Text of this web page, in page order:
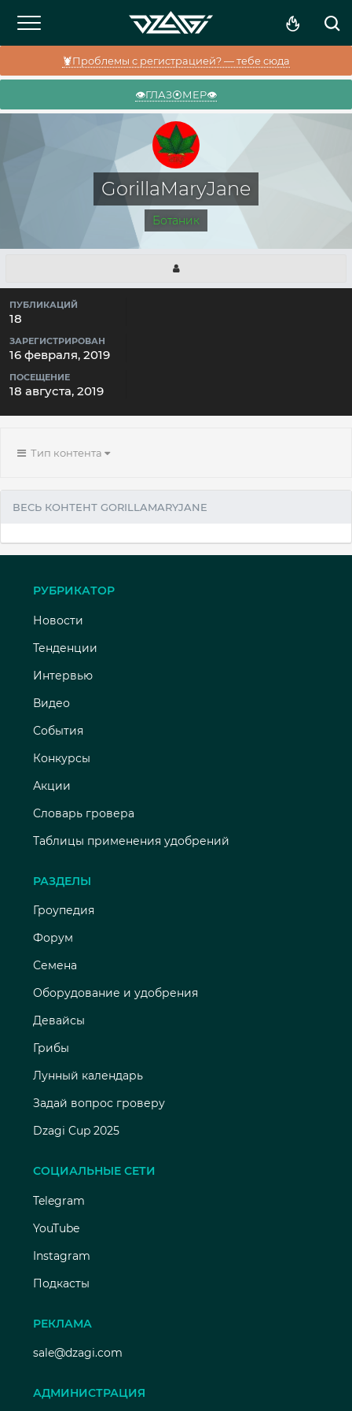
🦞Проблемы с регистрацией? — тебе сюда
👁️ГЛАЗ⦿МЕР👁️
GorillaMaryJane
Ботаник
ПУБЛИКАЦИЙ
18
ЗАРЕГИСТРИРОВАН
16 февраля, 2019
ПОСЕЩЕНИЕ
18 августа, 2019
Тип контента
ВЕСЬ КОНТЕНТ GORILLAMARYJANE
РУБРИКАТОР
Новости
Тенденции
Интервью
Видео
События
Конкурсы
Акции
Словарь гровера
Таблицы применения удобрений
РАЗДЕЛЫ
Гроупедия
Форум
Семена
Оборудование и удобрения
Девайсы
Грибы
Лунный календарь
Задай вопрос гроверу
Dzagi Cup 2025
СОЦИАЛЬНЫЕ СЕТИ
Telegram
YouTube
Instagram
Подкасты
РЕКЛАМА
sale@dzagi.com
АДМИНИСТРАЦИЯ